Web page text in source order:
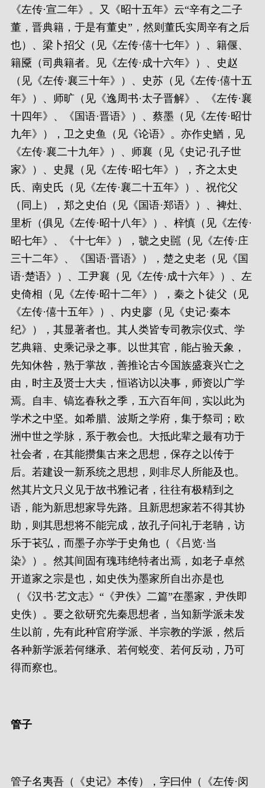
《左传·宣二年》。又《昭十五年》云“辛有之二子
董，晋典籍，于是有董史”，然则董氏实周辛有之后
也）、梁卜招父（见《左传·僖十七年》）、籍偃、
籍黡（司典籍者。见《左传·成十六年》）、史赵
（见《左传·襄三十年》）、史苏（见《左传·僖十五
年》）、师旷（见《逸周书·太子晋解》、《左传·襄
十四年》、《国语·晋语》）、蔡墨（见《左传·昭廿
九年》），卫之史鱼（见《论语》。亦作史鰌，见
《左传·襄二十九年》）、师襄（见《史记·孔子世
家》）、史晁（见《左传·昭七年》），齐之太史
氏、南史氏（见《左传·襄二十五年》）、祝佗父
（同上），郑之史伯（见《国语·郑语》）、裨灶、
里析（俱见《左传·昭十八年》）、梓慎（见《左传·
昭七年》、《十七年》），虢之史嚚（见《左传·庄
三十二年》、《国语·晋语》），楚之史老（见《国
语·楚语》）、工尹襄（见《左传·成十六年》）、左
史倚相（见《左传·昭十二年》），秦之卜徒父（见
《左传·僖十五年》）、内史廖（见《史记·秦本
纪》），其显著者也。其人类皆专司教宗仪式、学
艺典籍、史乘记录之事。以世其官，能占验天象，
先知休咎，熟于掌故，善推论古今国族盛衰兴亡之
由，时主及贤士大夫，恒谘访以决事，师资以广学
焉。自丰、镐迄春秋之季，五六百年间，实以此为
学术之中坚。如希腊、波斯之学府，集于祭司；欧
洲中世之学脉，系于教会也。大抵此辈之最有功于
社会者，在其能攒集古来之思想，保存之以传于
后。若建设一新系统之思想，则非尽人所能及也。
然其片文只义见于故书雅记者，往往有极精到之
语，能为新思想家导先路。且新思想家若不得其协
助，则其思想将不能完成，故孔子问礼于老聃，访
乐于苌弘，而墨子亦学于史角也（《吕览·当
染》）。然其间固有瑰玮绝特者出焉，如老子卓然
开道家之宗是也，如史佚为墨家所自出亦是也
（《汉书·艺文志》“《尹佚》二篇”在墨家，尹佚即
史佚）。要之欲研究先秦思想者，当知新学派未发
生以前，先有此种官府学派、半宗教的学派，然后
各种新学派若何继承、若何蜕变、若何反动，乃可
得而察也。
管子
管子名夷吾（《史记》本传），字曰仲（《左传·闵